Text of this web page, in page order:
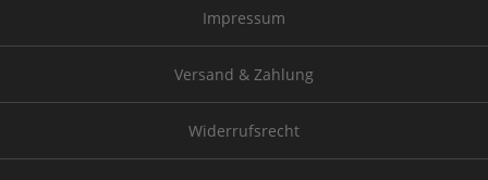
Impressum
Versand & Zahlung
Widerrufsrecht